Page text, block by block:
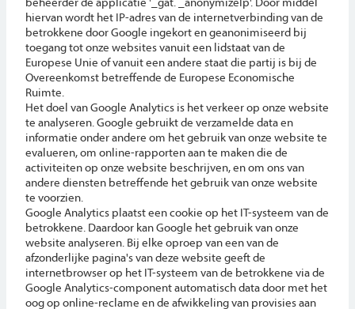
hiervan wordt het IP-adres van de internetverbinding van de
betrokkene door Google ingekort en geanonimiseerd bij
toegang tot onze websites vanuit een lidstaat van de
Europese Unie of vanuit een andere staat die partij is bij de
Overeenkomst betreffende de Europese Economische
Ruimte.
Het doel van Google Analytics is het verkeer op onze website
te analyseren. Google gebruikt de verzamelde data en
informatie onder andere om het gebruik van onze website te
evalueren, om online-rapporten aan te maken die de
activiteiten op onze website beschrijven, en om ons van
andere diensten betreffende het gebruik van onze website
te voorzien.
Google Analytics plaatst een cookie op het IT-systeem van de
betrokkene. Daardoor kan Google het gebruik van onze
website analyseren. Bij elke oproep van een van de
afzonderlijke pagina's van deze website geeft de
internetbrowser op het IT-systeem van de betrokkene via de
Google Analytics-component automatisch data door met het
oog op online-reclame en de afwikkeling van provisies aan